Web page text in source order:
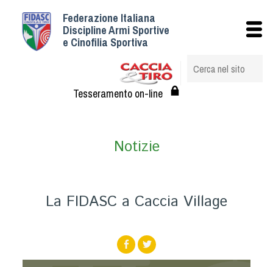
Federazione Italiana
Discipline Armi Sportive
e Cinofilia Sportiva
Tesseramento on-line
Notizie
La FIDASC a Caccia Village
Istituzionale
Struttura
Albo Veterinari federali
Statuto e Regolamenti
Assicurazione
Società
Tesserati